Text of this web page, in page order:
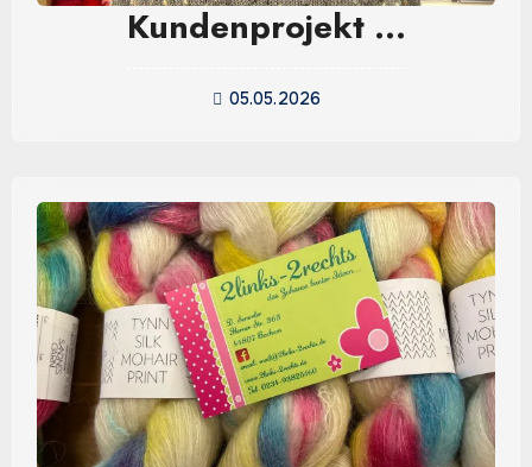
Kundenprojekt …
05.05.2026